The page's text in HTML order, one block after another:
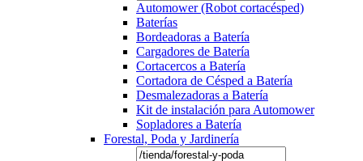
Automower (Robot cortacésped)
Baterías
Bordeadoras a Batería
Cargadores de Batería
Cortacercos a Batería
Cortadora de Césped a Batería
Desmalezadoras a Batería
Kit de instalación para Automower
Sopladores a Batería
Forestal, Poda y Jardinería